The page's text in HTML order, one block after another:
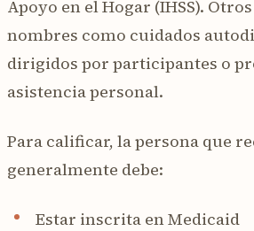
Apoyo en el Hogar (IHSS).
nombres como cuidados
dirigidos por participantes o
asistencia personal.
Para calificar, la persona que
generalmente debe:
Estar inscrita en Medicaid